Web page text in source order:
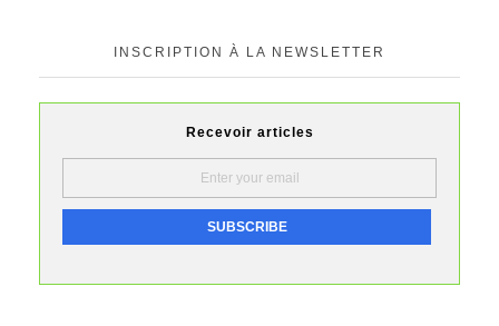
INSCRIPTION À LA NEWSLETTER
Recevoir articles